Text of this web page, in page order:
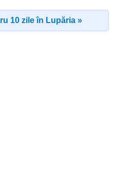
10 zile în Lupăria »